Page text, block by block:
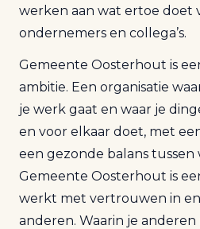
werken aan wat ertoe doet
ondernemers en collega’s.
Gemeente Oosterhout is
ambitie. Een organisatie
je werk gaat en waar je
en voor elkaar doet, met
een gezonde balans tussen
Gemeente Oosterhout is
werkt met vertrouwen in
anderen. Waarin je